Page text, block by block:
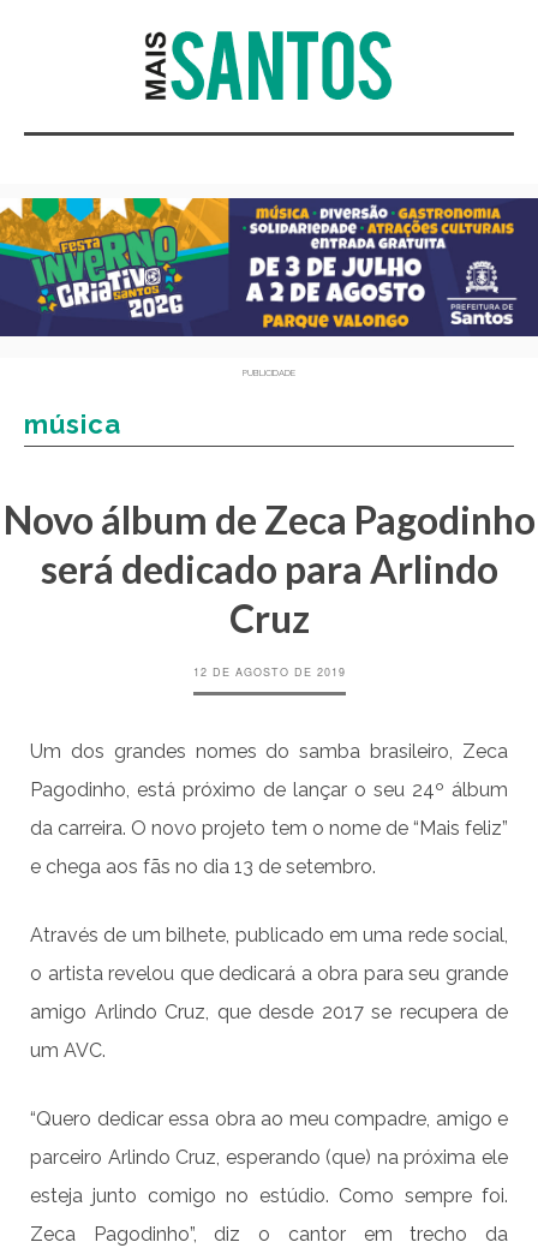
PUBLICIDADE
música
Novo álbum de Zeca Pagodinho
será dedicado para Arlindo
Cruz
12 DE AGOSTO DE 2019
Um dos grandes nomes do samba brasileiro, Zeca
Pagodinho, está próximo de lançar o seu 24º álbum
da carreira. O novo projeto tem o nome de “Mais feliz”
e chega aos fãs no dia 13 de setembro.
Através de um bilhete, publicado em uma rede social,
o artista revelou que dedicará a obra para seu grande
amigo Arlindo Cruz, que desde 2017 se recupera de
um AVC.
“Quero dedicar essa obra ao meu compadre, amigo e
parceiro Arlindo Cruz, esperando (que) na próxima ele
esteja junto comigo no estúdio. Como sempre foi.
Zeca Pagodinho”, diz o cantor em trecho da